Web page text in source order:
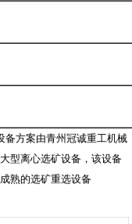
备方案由青州冠诚重工机械
型离心选矿设备，该设备
熟的选矿重选设备